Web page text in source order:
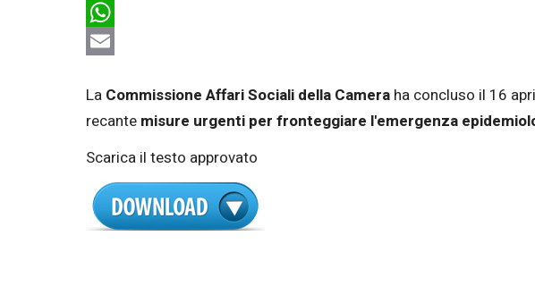
LinkedIn
WhatsApp
La Commissione Affari Sociali della Camera ha concluso il 16
recante misure urgenti per fronteggiare l'emergenza
Scarica il testo approvato